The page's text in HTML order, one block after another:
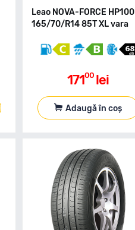
Leao NOVA-FORCE HP100
165/70/R14 85T XL vara
17100 lei
Adaugă în coș